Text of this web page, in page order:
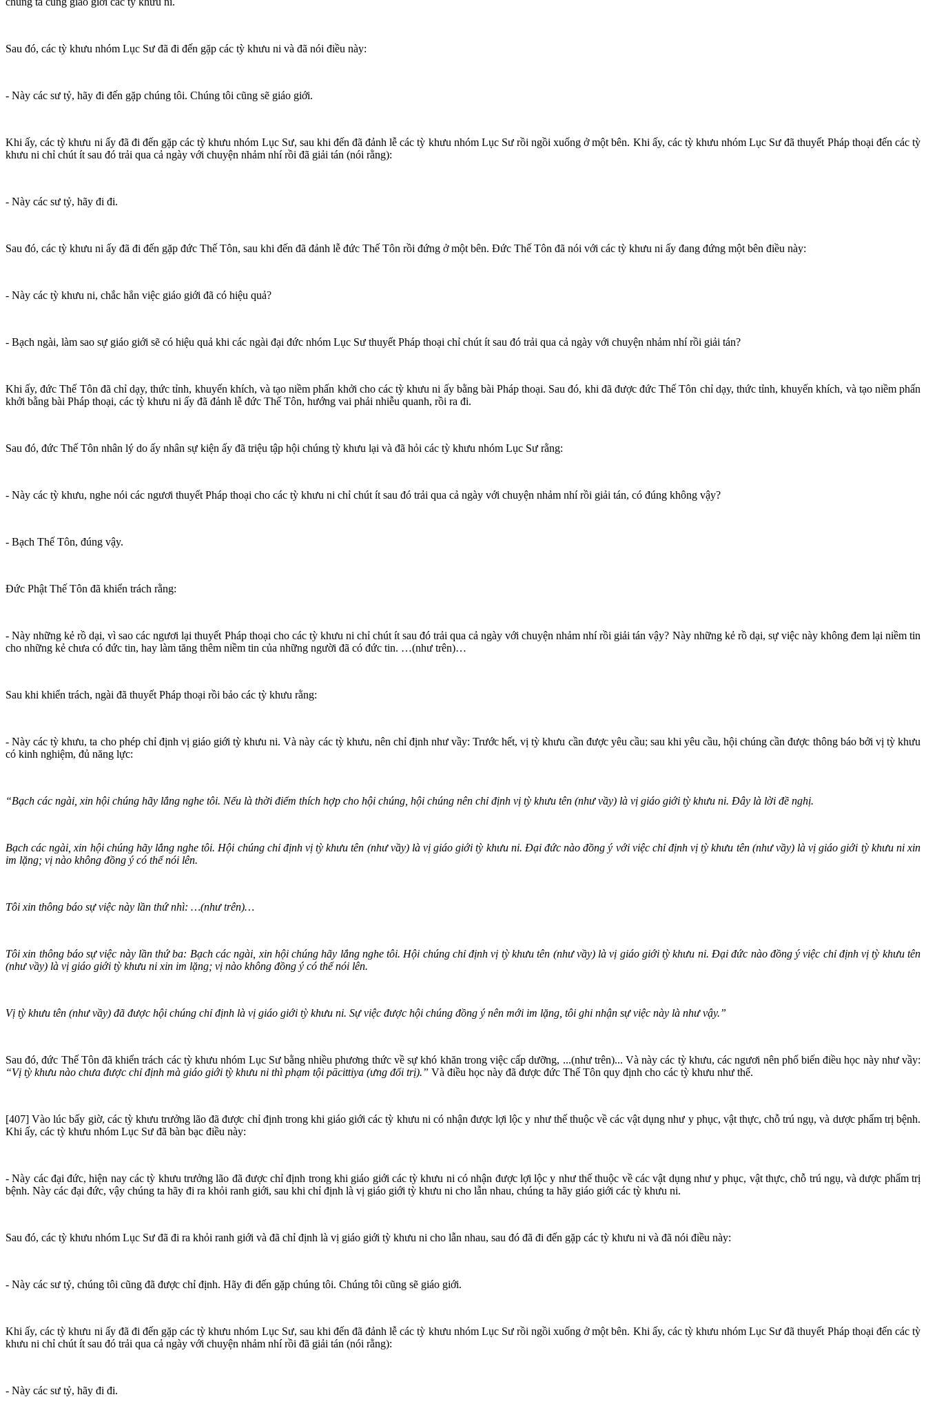
Sau đó, các tỳ khưu nhóm Lục Sư đã đi đến gặp các tỳ khưu ni và đã nói điều này:
- Này các sư tỷ, hãy đi đến gặp chúng tôi. Chúng tôi cũng sẽ giáo giới.
Khi ấy, các tỳ khưu ni ấy đã đi đến gặp các tỳ khưu nhóm Lục Sư, sau khi đến đã đảnh lễ các tỳ khưu nhóm Lục Sư rồi ngồi xuống ở một bên. Khi ấy, các tỳ khưu nhóm Lục Sư đã thuyết Pháp thoại đến các tỳ
khưu ni chỉ chút ít sau đó trải qua cả ngày với chuyện nhảm nhí rồi đã giải tán (nói rằng):
- Này các sư tỷ, hãy đi đi.
Sau đó, các tỳ khưu ni ấy đã đi đến gặp đức Thế Tôn, sau khi đến đã đảnh lễ đức Thế Tôn rồi đứng ở một bên. Đức Thế Tôn đã nói với các tỳ khưu ni ấy đang đứng một bên điều này:
- Này các tỳ khưu ni, chắc hẳn việc giáo giới đã có hiệu quả?
- Bạch ngài, làm sao sự giáo giới sẽ có hiệu quả khi các ngài đại đức nhóm Lục Sư thuyết Pháp thoại chỉ chút ít sau đó trải qua cả ngày với chuyện nhảm nhí rồi giải tán?
Khi ấy, đức Thế Tôn đã chỉ dạy, thức tỉnh, khuyến khích, và tạo niềm phấn khởi cho các tỳ khưu ni ấy bằng bài Pháp thoại. Sau đó, khi đã được đức Thế Tôn chỉ dạy, thức tỉnh, khuyến khích, và tạo niềm phấn
khởi bằng bài Pháp thoại, các tỳ khưu ni ấy đã đảnh lễ đức Thế Tôn, hướng vai phải nhiễu quanh, rồi ra đi.
Sau đó, đức Thế Tôn nhân lý do ấy nhân sự kiện ấy đã triệu tập hội chúng tỳ khưu lại và đã hỏi các tỳ khưu nhóm Lục Sư rằng:
- Này các tỳ khưu, nghe nói các ngươi thuyết Pháp thoại cho các tỳ khưu ni chỉ chút ít sau đó trải qua cả ngày với chuyện nhảm nhí rồi giải tán, có đúng không vậy?
- Bạch Thế Tôn, đúng vậy.
Đức Phật Thế Tôn đã khiển trách rằng:
- Này những kẻ rồ dại, vì sao các ngươi lại thuyết Pháp thoại cho các tỳ khưu ni chỉ chút ít sau đó trải qua cả ngày với chuyện nhảm nhí rồi giải tán vậy? Này những kẻ rồ dại, sự việc này không đem lại niềm tin
cho những kẻ chưa có đức tin, hay làm tăng thêm niềm tin của những người đã có đức tin. …(như trên)…
Sau khi khiển trách, ngài đã thuyết Pháp thoại rồi bảo các tỳ khưu rằng:
- Này các tỳ khưu, ta cho phép chỉ định vị giáo giới tỳ khưu ni. Và này các tỳ khưu, nên chỉ định như vầy: Trước hết, vị tỳ khưu cần được yêu cầu; sau khi yêu cầu, hội chúng cần được thông báo bởi vị tỳ khưu
có kinh nghiệm, đủ năng lực:
“Bạch các ngài, xin hội chúng hãy lắng nghe tôi. Nếu là thời điểm thích hợp cho hội chúng, hội chúng nên chỉ định vị tỳ khưu tên (như vầy) là vị giáo giới tỳ khưu ni. Đây là lời đề nghị.
Bạch các ngài, xin hội chúng hãy lắng nghe tôi. Hội chúng chỉ định vị tỳ khưu tên (như vầy) là vị giáo giới tỳ khưu ni. Đại đức nào đồng ý với việc chỉ định vị tỳ khưu tên (như vầy) là vị giáo giới tỳ khưu ni xin
im lặng; vị nào không đồng ý có thể nói lên.
Tôi xin thông báo sự việc này lần thứ nhì: …(như trên)…
Tôi xin thông báo sự việc này lần thứ ba: Bạch các ngài, xin hội chúng hãy lắng nghe tôi. Hội chúng chỉ định vị tỳ khưu tên (như vầy) là vị giáo giới tỳ khưu ni. Đại đức nào đồng ý việc chỉ định vị tỳ khưu tên
(như vầy) là vị giáo giới tỳ khưu ni xin im lặng; vị nào không đồng ý có thể nói lên.
Vị tỳ khưu tên (như vầy) đã được hội chúng chỉ định là vị giáo giới tỳ khưu ni. Sự việc được hội chúng đồng ý nên mới im lặng, tôi ghi nhận sự việc này là như vậy.”
Sau đó, đức Thế Tôn đã khiển trách các tỳ khưu nhóm Lục Sư bằng nhiều phương thức về sự khó khăn trong việc cấp dưỡng, ...(như trên)... Và này các tỳ khưu, các ngươi nên phổ biến điều học này như vầy:
“Vị tỳ khưu nào chưa được chỉ định mà giáo giới tỳ khưu ni thì phạm tội pācittiya (ưng đối trị).” Và điều học này đã được đức Thế Tôn quy định cho các tỳ khưu như thế.
[407] Vào lúc bấy giờ, các tỳ khưu trưởng lão đã được chỉ định trong khi giáo giới các tỳ khưu ni có nhận được lợi lộc y như thế thuộc về các vật dụng như y phục, vật thực, chỗ trú ngụ, và dược phẩm trị bệnh.
Khi ấy, các tỳ khưu nhóm Lục Sư đã bàn bạc điều này:
- Này các đại đức, hiện nay các tỳ khưu trưởng lão đã được chỉ định trong khi giáo giới các tỳ khưu ni có nhận được lợi lộc y như thế thuộc về các vật dụng như y phục, vật thực, chỗ trú ngụ, và dược phẩm trị
bệnh. Này các đại đức, vậy chúng ta hãy đi ra khỏi ranh giới, sau khi chỉ định là vị giáo giới tỳ khưu ni cho lẫn nhau, chúng ta hãy giáo giới các tỳ khưu ni.
Sau đó, các tỳ khưu nhóm Lục Sư đã đi ra khỏi ranh giới và đã chỉ định là vị giáo giới tỳ khưu ni cho lẫn nhau, sau đó đã đi đến gặp các tỳ khưu ni và đã nói điều này:
- Này các sư tỷ, chúng tôi cũng đã được chỉ định. Hãy đi đến gặp chúng tôi. Chúng tôi cũng sẽ giáo giới.
Khi ấy, các tỳ khưu ni ấy đã đi đến gặp các tỳ khưu nhóm Lục Sư, sau khi đến đã đảnh lễ các tỳ khưu nhóm Lục Sư rồi ngồi xuống ở một bên. Khi ấy, các tỳ khưu nhóm Lục Sư đã thuyết Pháp thoại đến các tỳ
khưu ni chỉ chút ít sau đó trải qua cả ngày với chuyện nhảm nhí rồi đã giải tán (nói rằng):
- Này các sư tỷ, hãy đi đi.